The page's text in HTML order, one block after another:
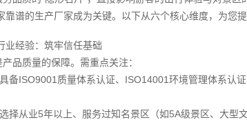
靠谱的生产厂家成为关键。以下从六个核心维度，为您提
业经验：筑牢信任基础
品质量的保障。需重点关注：
备ISO9001质量体系认证、ISO14001环境管理体系认
择从业5年以上、服务过知名景区（如5A级景区、大